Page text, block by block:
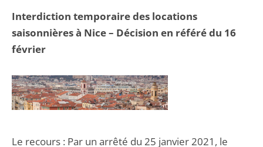
Interdiction temporaire des locations
saisonnières à Nice – Décision en référé du 16
février
Le recours : Par un arrêté du 25 janvier 2021, le